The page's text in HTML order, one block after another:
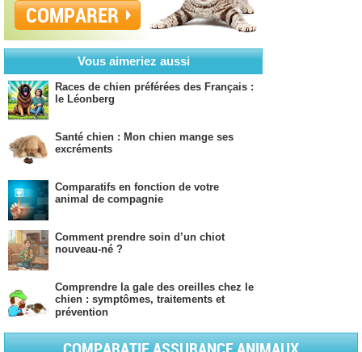
COMPARER
Vous aimeriez aussi
Races de chien préférées des Français :
le Léonberg
Santé chien : Mon chien mange ses
excréments
Comparatifs en fonction de votre
animal de compagnie
Comment prendre soin d’un chiot
nouveau-né ?
Comprendre la gale des oreilles chez le
chien : symptômes, traitements et
prévention